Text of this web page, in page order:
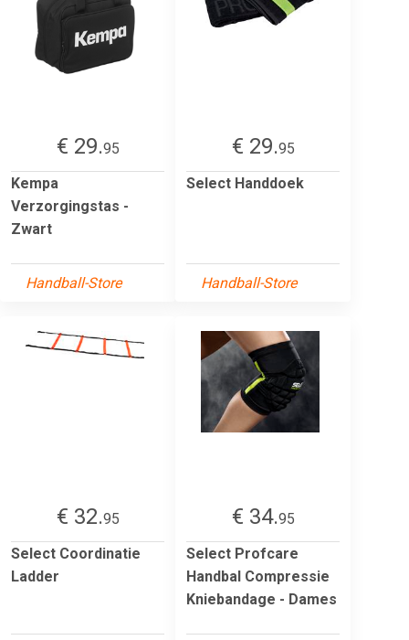
€ 29.95
Kempa
Verzorgingstas -
Zwart
Handball-Store
€ 29.95
Select Handdoek
Handball-Store
€ 32.95
Select Coordinatie
Ladder
€ 34.95
Select Profcare
Handbal Compressie
Kniebandage - Dames